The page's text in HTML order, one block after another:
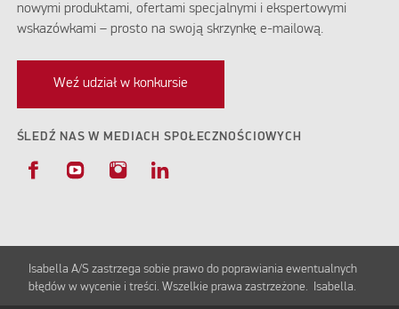
nowymi produktami, ofertami specjalnymi i ekspertowymi
wskazówkami – prosto na swoją skrzynkę e-mailową.
Weź udział w konkursie
ŚLEDŹ NAS W MEDIACH SPOŁECZNOŚCIOWYCH
Isabella A/S zastrzega sobie prawo do poprawiania ewentualnych
błędów w wycenie i treści. Wszelkie prawa zastrzeżone. Isabella.